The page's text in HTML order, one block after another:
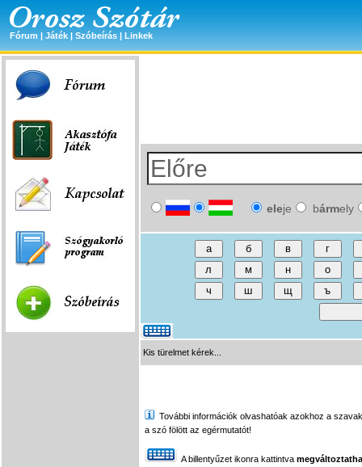
Fórum | Játék | Szóbeírás | Linkek
eleje bármely
Kis türelmet kérek...
További információk olvashatóak azokhoz a
a szó fölött az egérmutatót!
A billentyűzet ikonra kattintva